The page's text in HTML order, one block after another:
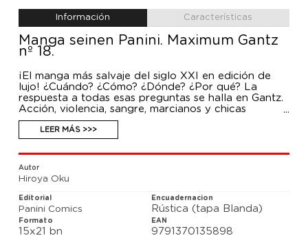
Información Características
Manga seinen Panini. Maximum Gantz
nº 18.
¡El manga más salvaje del siglo XXI en edición de
lujo! ¿Cuándo? ¿Cómo? ¿Dónde? ¿Por qué? La
respuesta a todas esas preguntas se halla en Gantz.
Acción, violencia, sangre, marcianos y chicas
semidesnudas. That’s Entertainment!
LEER MÁS >>>
Autor
Hiroya Oku
Editorial
Panini Comics
Encuadernacion
Rústica (tapa Blanda)
Formato
15x21 bn
EAN
9791370135898